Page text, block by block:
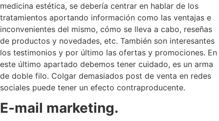
medicina estética, se debería centrar en hablar de los
tratamientos aportando información como las ventajas e
inconvenientes del mismo, cómo se lleva a cabo, reseñas
de productos y novedades, etc. También son interesantes
los testimonios y por último las ofertas y promociones. En
este último apartado debemos tener cuidado, es un arma
de doble filo. Colgar demasiados post de venta en redes
sociales puede tener un efecto contraproducente.
E-mail marketing.